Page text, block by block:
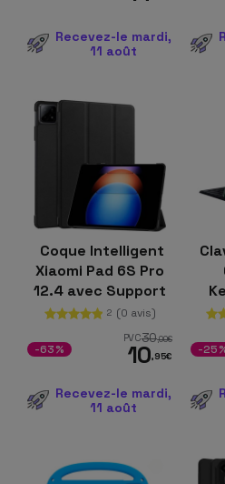
Recevez-le mardi,
11 août
Coque Intelligent
Xiaomi Pad 6S Pro
12.4 avec Support
Noir
2 (0 avis)
PVC30,00€
10,95€
-63%
Recevez-le mardi,
11 août
-